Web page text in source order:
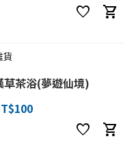
favorite shopping_cart
貨
草茶浴(夢遊仙境)
favorite shopping_cart